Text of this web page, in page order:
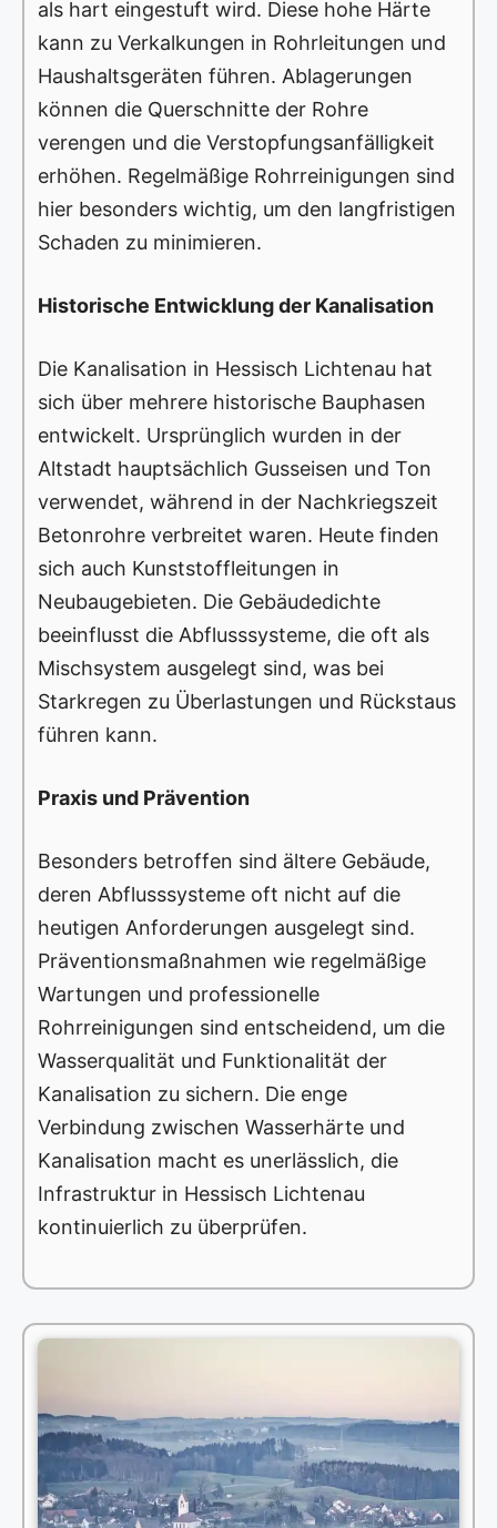
als hart eingestuft wird. Diese hohe Härte
kann zu Verkalkungen in Rohrleitungen und
Haushaltsgeräten führen. Ablagerungen
können die Querschnitte der Rohre
verengen und die Verstopfungsanfälligkeit
erhöhen. Regelmäßige Rohrreinigungen sind
hier besonders wichtig, um den langfristigen
Schaden zu minimieren.
Historische Entwicklung der Kanalisation
Die Kanalisation in Hessisch Lichtenau hat
sich über mehrere historische Bauphasen
entwickelt. Ursprünglich wurden in der
Altstadt hauptsächlich Gusseisen und Ton
verwendet, während in der Nachkriegszeit
Betonrohre verbreitet waren. Heute finden
sich auch Kunststoffleitungen in
Neubaugebieten. Die Gebäudedichte
beeinflusst die Abflusssysteme, die oft als
Mischsystem ausgelegt sind, was bei
Starkregen zu Überlastungen und Rückstaus
führen kann.
Praxis und Prävention
Besonders betroffen sind ältere Gebäude,
deren Abflusssysteme oft nicht auf die
heutigen Anforderungen ausgelegt sind.
Präventionsmaßnahmen wie regelmäßige
Wartungen und professionelle
Rohrreinigungen sind entscheidend, um die
Wasserqualität und Funktionalität der
Kanalisation zu sichern. Die enge
Verbindung zwischen Wasserhärte und
Kanalisation macht es unerlässlich, die
Infrastruktur in Hessisch Lichtenau
kontinuierlich zu überprüfen.